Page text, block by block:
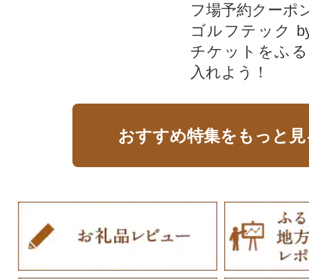
フ場予約クーポ
ゴルフテック
チケットをふ
入れよう！
おすすめ特集をもっと